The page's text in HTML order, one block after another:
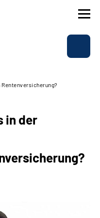
in der